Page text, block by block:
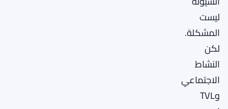
ليست
المشكلة.
لكن
النشاط
الاجتماعي
وTVL